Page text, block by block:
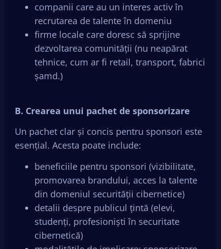
companii care au un interes activ în
recrutarea de talente în domeniu
firme locale care doresc să sprijine
dezvoltarea comunității (nu neapărat
tehnice, cum ar fi retail, transport, fabrici
șamd.)
B. Crearea unui pachet de sponsorizare
Un pachet clar și concis pentru sponsori este
esențial. Acesta poate include:
beneficiile pentru sponsori (vizibilitate,
promovarea brandului, acces la talente
din domeniul securității cibernetice)
detalii despre publicul țintă (elevi,
studenți, profesioniști în securitate
cibernetică)